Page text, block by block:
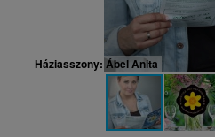
Háziasszony: Ábel Anita